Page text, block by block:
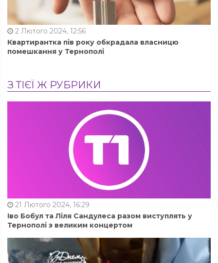
2 Лютого 2024, 12:56
Квартирантка пів року обкрадала власницю
помешкання у Тернополі
З ТІЄЇ Ж РУБРИКИ
21 Лютого 2024, 16:29
Іво Бобул та Ліля Сандулеса разом виступлять у
Тернополі з великим концертом